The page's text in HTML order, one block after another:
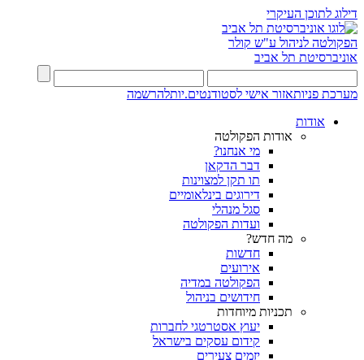
דילוג לתוכן העיקרי
הפקולטה לניהול ע"ש קולר
אוניברסיטת תל אביב
מערכת פניותאזור אישי לסטודנטים.יותלהרשמה
אודות
אודות הפקולטה
מי אנחנו?
דבר הדקאן
תו תקן למצוינות
דירוגים בינלאומיים
סגל מנהלי
ועדות הפקולטה
מה חדש?
חדשות
אירועים
הפקולטה במדיה
חידושים בניהול
תכניות מיוחדות
יעוץ אסטרטגי לחברות
קידום עסקים בישראל
יזמים צעירים